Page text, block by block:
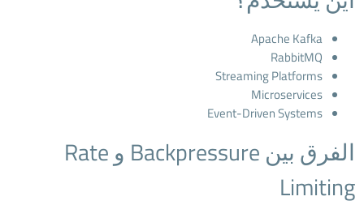
Apache Kafka
RabbitMQ
Streaming Platforms
Microservices
Event-Driven Systems
الفرق بين Backpressure و Rate
Limiting